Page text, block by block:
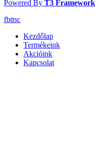
Powered By T3 Framework
fbttsc
Kezdőlap
Termékeink
Akcióink
Kapcsolat